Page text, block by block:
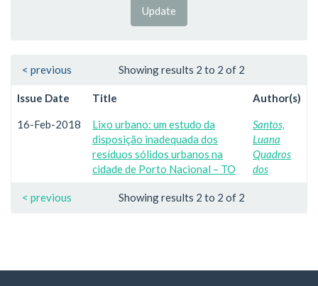
Showing results 2 to 2 of 2
< previous
Issue Date Title Author(s)
16-Feb-2018
Lixo urbano: um estudo da
disposição inadequada dos
resíduos sólidos urbanos na
cidade de Porto Nacional – TO
Santos,
Luana
Quadros
dos
Showing results 2 to 2 of 2
< previous